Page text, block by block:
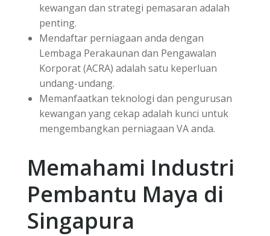
kewangan dan strategi pemasaran adalah
penting.
Mendaftar perniagaan anda dengan
Lembaga Perakaunan dan Pengawalan
Korporat (ACRA) adalah satu keperluan
undang-undang.
Memanfaatkan teknologi dan pengurusan
kewangan yang cekap adalah kunci untuk
mengembangkan perniagaan VA anda.
Memahami Industri
Pembantu Maya di
Singapura